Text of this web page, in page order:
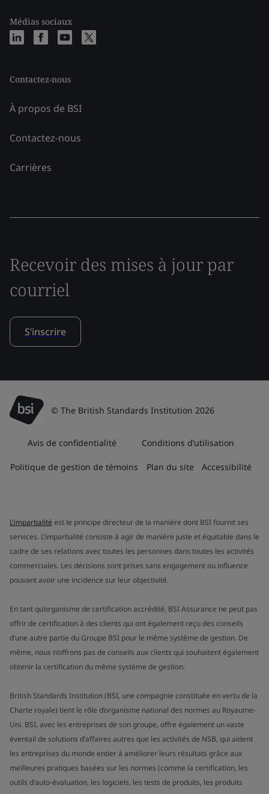
Médias sociaux
Contactez-nous
À propos de BSI
Contactez-nous
Carrières
Recevoir des mises à jour par
courriel
S’inscrire
© The British Standards Institution 2026
Avis de confidentialité Conditions d’utilisation
Politique de gestion de témoins Plan du site Accessibilité
L’impartialité est le principe directeur de la manière dont BSI fournit ses
services. L’impartialité consiste à agir de manière juste et équitable dans le
cadre de ses relations avec toutes les personnes dans toutes les activités
commerciales. Les décisions sont prises sans engagement ou influence
pouvant avoir une incidence sur leur objectivité.
En tant qu’organisme de certification accrédité, BSI Assurance ne peut pas
offrir de certification à des clients qui ont également reçu des conseils
d’une autre partie du Groupe BSI pour le même système de gestion. De
même, nous n’offrons pas de conseils aux clients qui souhaitent également
obtenir la certification du même système de gestion.
British Standards Institution (BSI, une compagnie constituée en vertu de la
Charte royale) tient le rôle d’organisme national des normes au Royaume-
Uni. BSI, avec les entreprises de son groupe, offre également un vaste
éventail de solutions d’affaires autres que les activités de NSB, qui aident
les entreprises du monde entier à améliorer leurs résultats grâce aux
meilleures pratiques basées sur les normes (comme la certification, les
outils d’auto-évaluation, les logiciels, les tests de produits, les produits